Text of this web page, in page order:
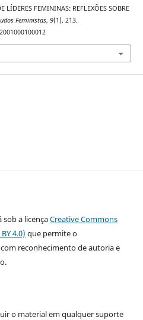
FEMININAS: REFLEXÕES SOBRE
Feministas, 9(1), 213.
sob a licençaCreative Commons
4.0) que permite o
reconhecimento de autoria e
o material em qualquer suporte